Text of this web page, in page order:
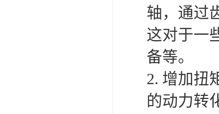
轴，通过
这对于一
备等。
2. 增加扭
的动力转